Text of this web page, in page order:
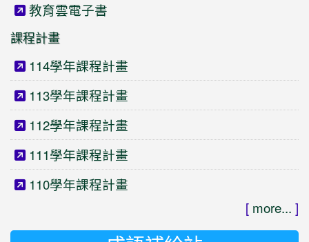
教育雲電子書
課程計畫
114學年課程計畫
113學年課程計畫
112學年課程計畫
111學年課程計畫
110學年課程計畫
[ more... ]